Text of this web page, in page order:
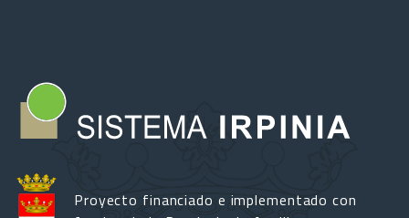
Proyecto financiado e implementado con